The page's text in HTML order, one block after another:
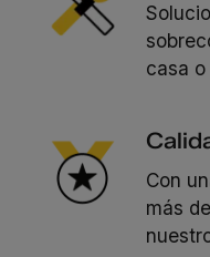
casa
Con
más